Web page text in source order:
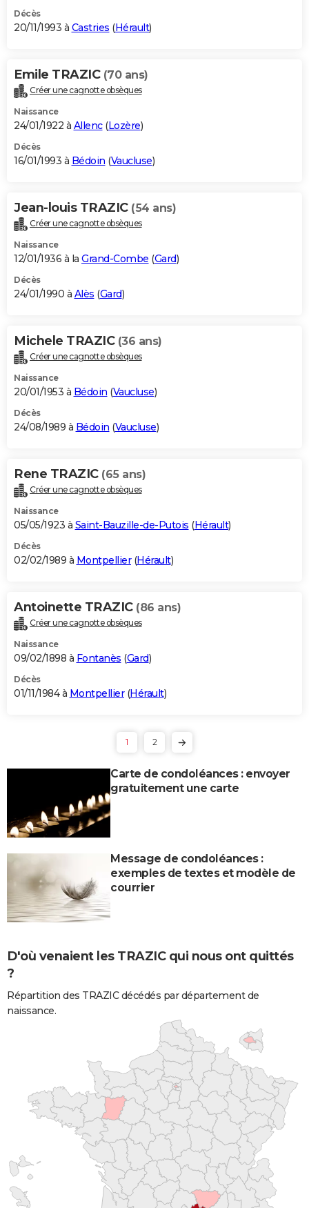
Décès
20/11/1993 à Castries (Hérault)
Emile TRAZIC (70 ans)
Créer une cagnotte obsèques
Naissance
24/01/1922 à Allenc(Lozère)
Décès
16/01/1993 à Bédoin (Vaucluse)
Jean-louis TRAZIC (54 ans)
Créer une cagnotte obsèques
Naissance
12/01/1936 à la Grand-Combe (Gard)
Décès
24/01/1990 à Alès (Gard)
Michele TRAZIC (36 ans)
Créer une cagnotte obsèques
Naissance
20/01/1953 à Bédoin (Vaucluse)
Décès
24/08/1989 à Bédoin (Vaucluse)
Rene TRAZIC (65 ans)
Créer une cagnotte obsèques
Naissance
05/05/1923 à Saint-Bauzille-de-Putois (Hérault)
Décès
02/02/1989 à Montpellier(Hérault)
Antoinette TRAZIC (86 ans)
Créer une cagnotte obsèques
Naissance
09/02/1898 à Fontanès (Gard)
Décès
01/11/1984 à Montpellier(Hérault)
1 2
Carte de condoléances : envoyer
gratuitement une carte
Message de condoléances :
exemples de textes et modèle de
courrier
D'où venaient les TRAZIC qui nous ont quittés
?
Répartition des TRAZIC décédés par département de
naissance.